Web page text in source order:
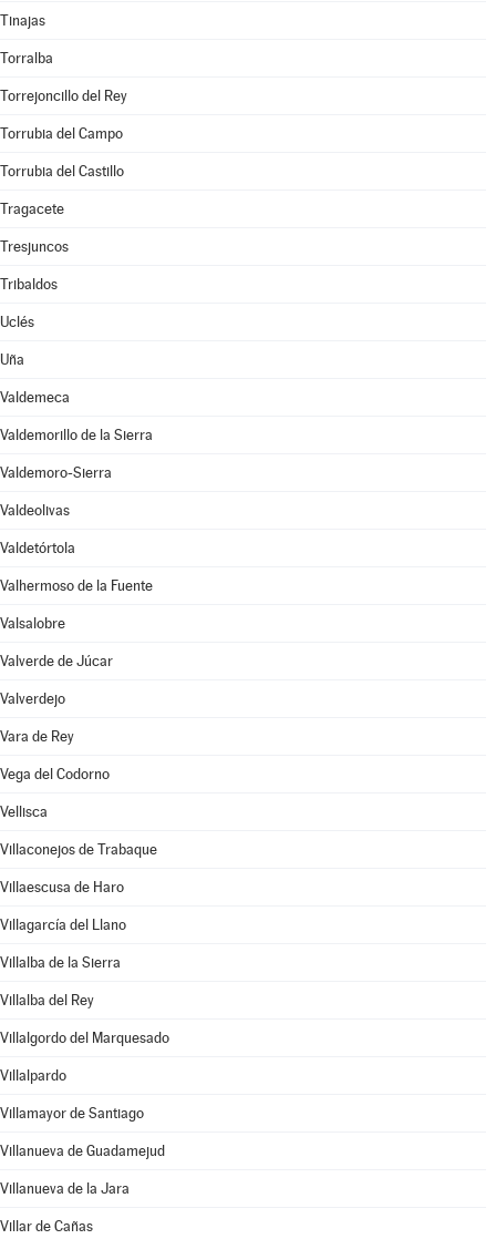
Tinajas
Torralba
Torrejoncillo del Rey
Torrubia del Campo
Torrubia del Castillo
Tragacete
Tresjuncos
Tribaldos
Uclés
Uña
Valdemeca
Valdemorillo de la Sierra
Valdemoro-Sierra
Valdeolivas
Valdetórtola
Valhermoso de la Fuente
Valsalobre
Valverde de Júcar
Valverdejo
Vara de Rey
Vega del Codorno
Vellisca
Villaconejos de Trabaque
Villaescusa de Haro
Villagarcía del Llano
Villalba de la Sierra
Villalba del Rey
Villalgordo del Marquesado
Villalpardo
Villamayor de Santiago
Villanueva de Guadamejud
Villanueva de la Jara
Villar de Cañas